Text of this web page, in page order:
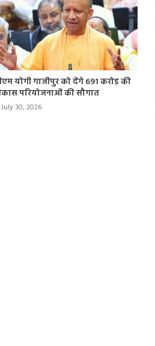
योगी गाजीपुर को देंगे 691 करोड़ की
परियोजनाओं की सौगात
July 30, 2026